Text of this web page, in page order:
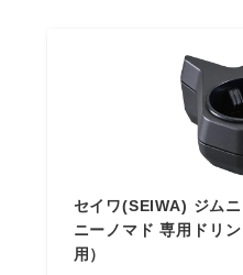
セイワ(SEIWA) ジム
ニーノマド 専用ドリ
用）